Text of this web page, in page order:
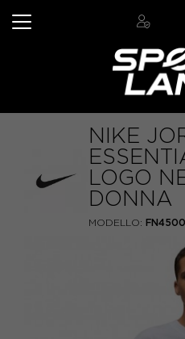
NIKE
LOGO
DONNA
MODELLO: